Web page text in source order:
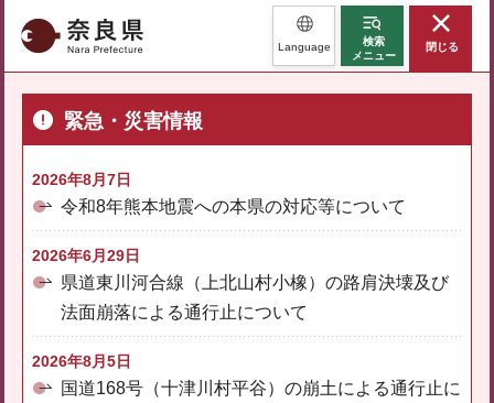
奈良県 Language
検索
メニュー
閉じる
緊急・災害情報
2026年8月7日
令和8年熊本地震への本県の対応等について
2026年6月29日
県道東川河合線（上北山村小橡）の路肩決壊及び
法面崩落による通行止について
2026年8月5日
国道168号（十津川村平谷）の崩土による通行止に